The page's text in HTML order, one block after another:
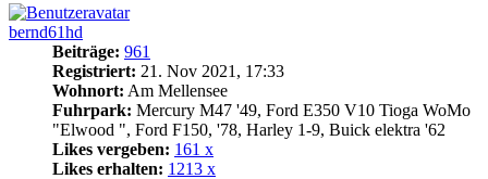
bernd61hd
Beiträge: 961
Registriert: 21. Nov 2021, 17:33
Wohnort: Am Mellensee
Fuhrpark: Mercury M47 '49, Ford E350 V10 Tioga WoMo
"Elwood ", Ford F150, '78, Harley 1-9, Buick elektra '62
Likes vergeben: 161 x
Likes erhalten: 1213 x